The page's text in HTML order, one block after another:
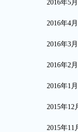
2016年5月
2016年4月
2016年3月
2016年2月
2016年1月
2015年12
2015年11